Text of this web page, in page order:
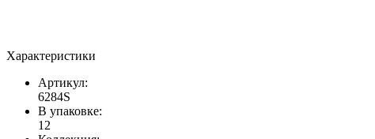
Характеристики
Артикул:
6284S
В упаковке:
12